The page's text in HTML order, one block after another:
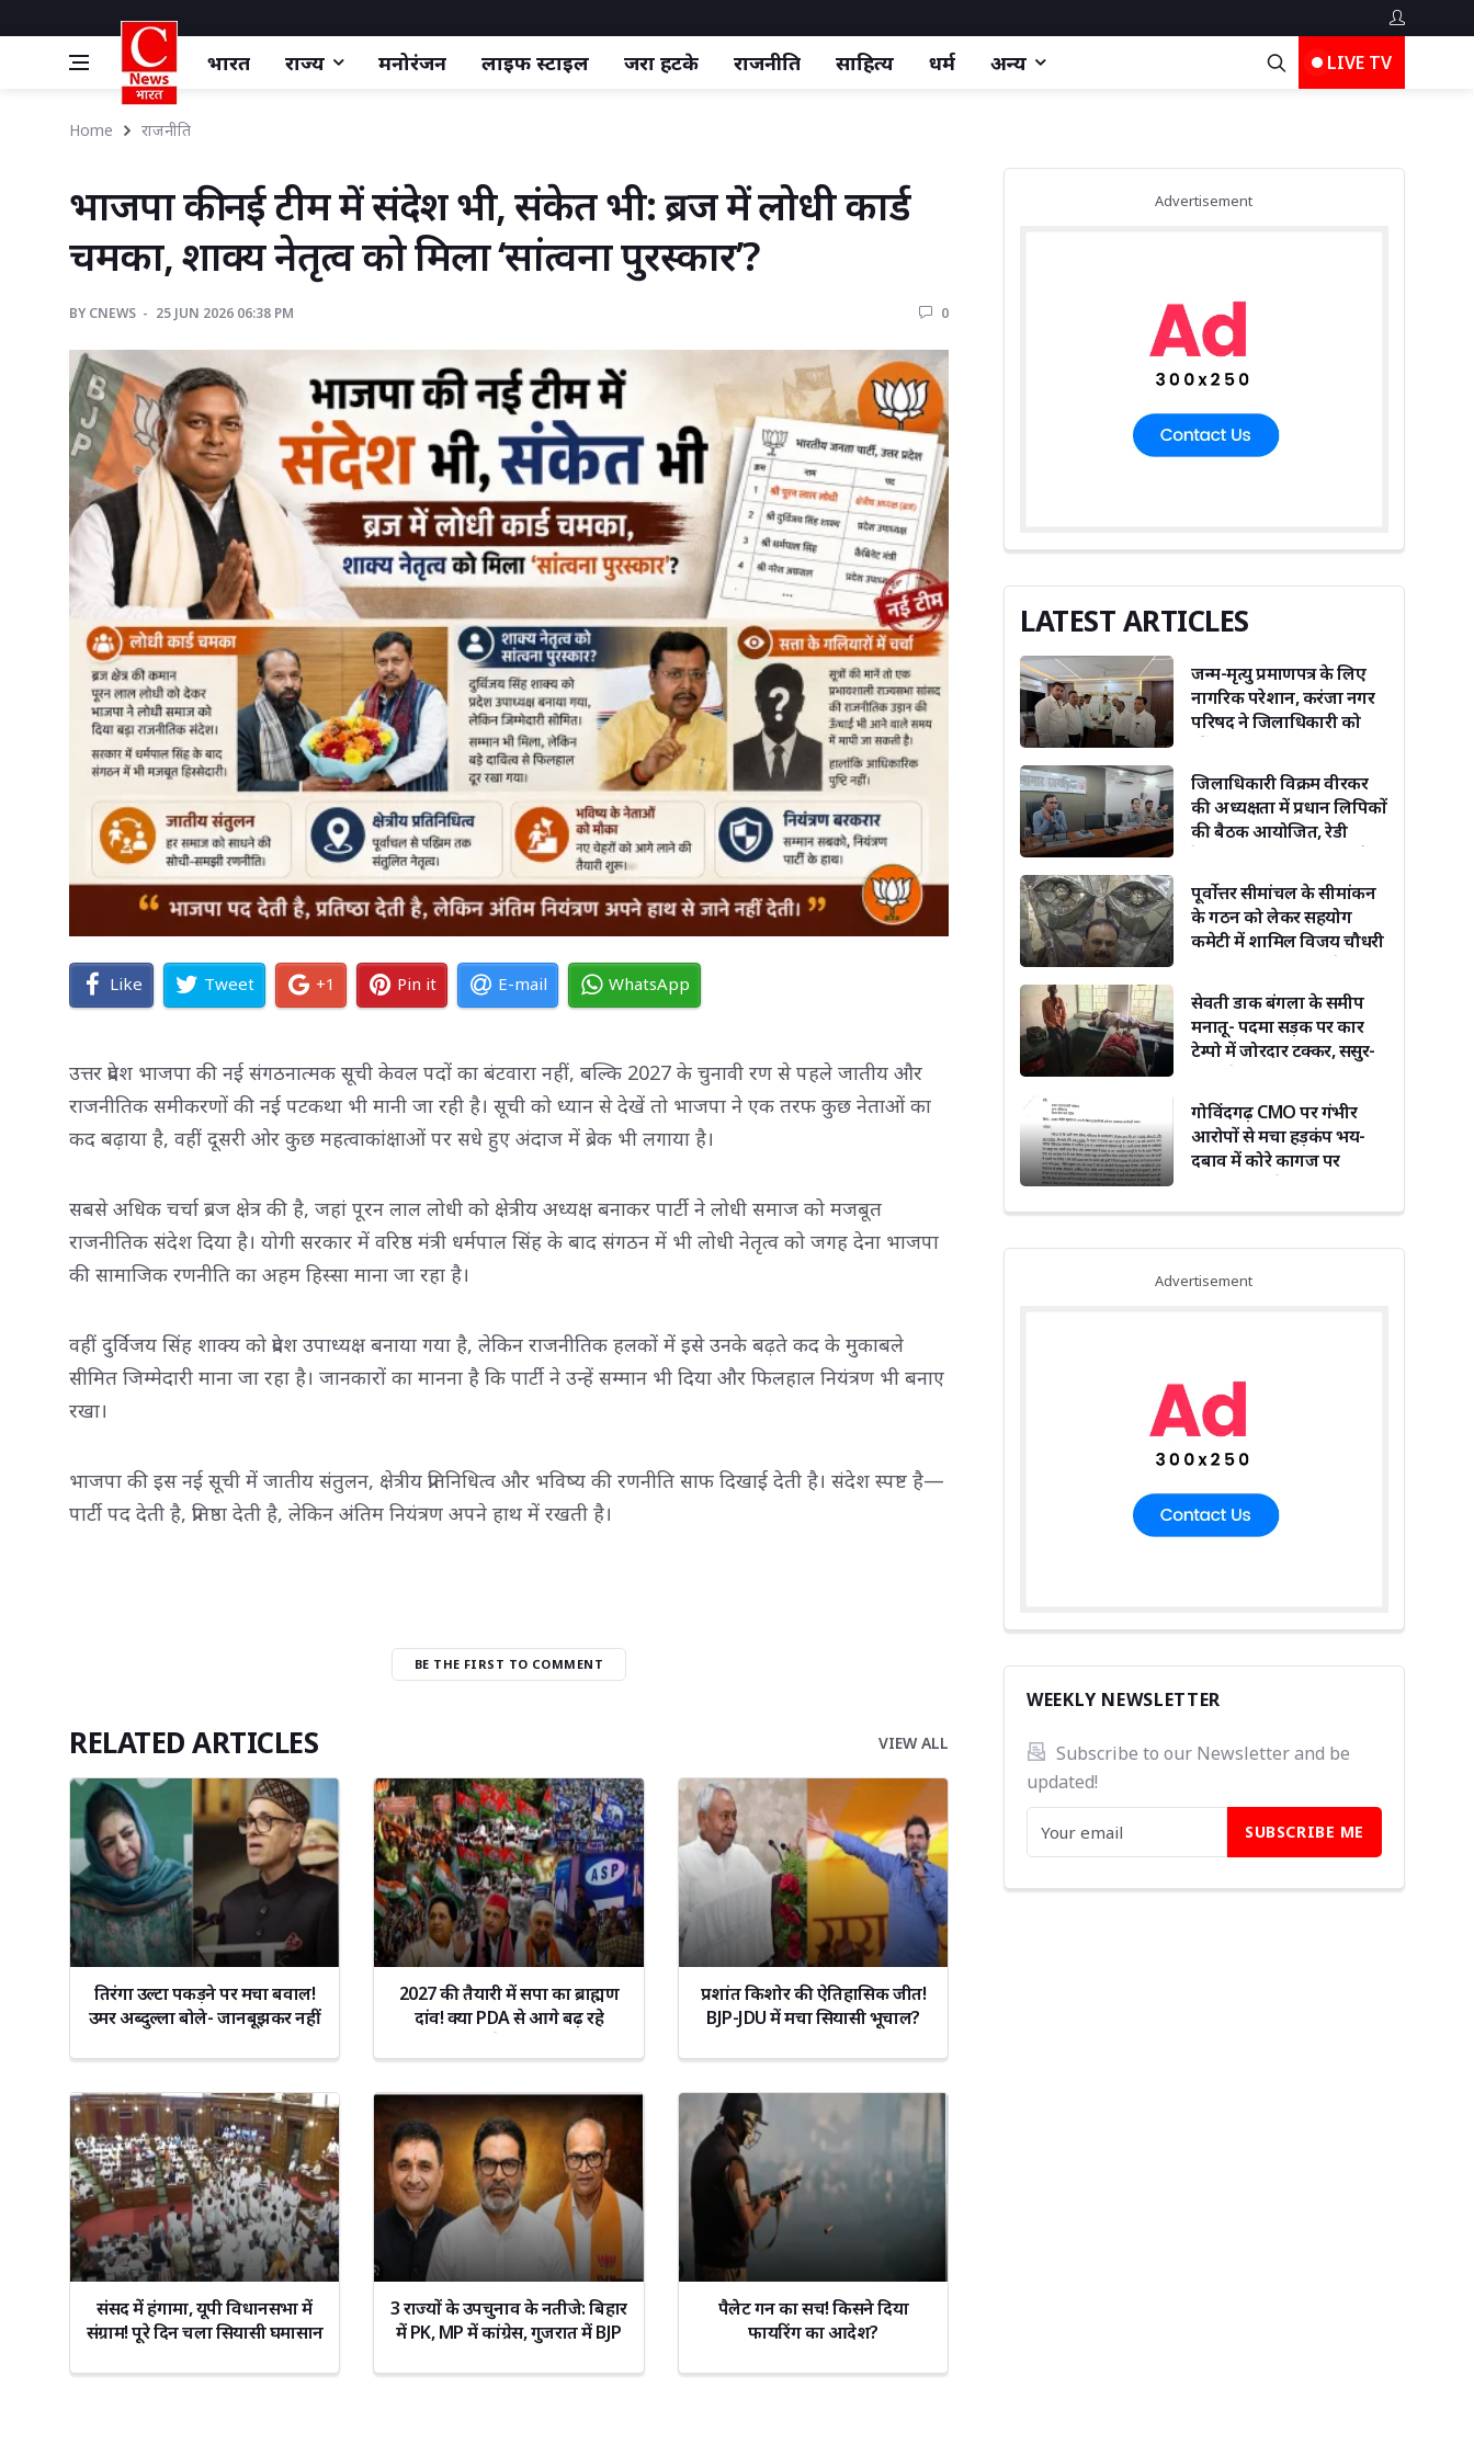
भारत राज्य मनोरंजन लाइफ स्‍टाइल जरा हटके राजनीति साहित्य धर्म अन्य LIVE TV
Home राजनीति
भाजपा की नई टीम में संदेश भी, संकेत भी: ब्रज में लोधी कार्ड
चमका, शाक्य नेतृत्व को मिला ‘सांत्वना पुरस्कार’?
BY CNEWS 25 JUN 2026 06:38 PM 0
Like Tweet +1 Pin it E-mail WhatsApp
उत्तर प्रदेश भाजपा की नई संगठनात्मक सूची केवल पदों का बंटवारा नहीं, बल्कि 2027 के चुनावी रण से पहले जातीय और
राजनीतिक समीकरणों की नई पटकथा भी मानी जा रही है। सूची को ध्यान से देखें तो भाजपा ने एक तरफ कुछ नेताओं का
कद बढ़ाया है, वहीं दूसरी ओर कुछ महत्वाकांक्षाओं पर सधे हुए अंदाज में ब्रेक भी लगाया है।
सबसे अधिक चर्चा ब्रज क्षेत्र की है, जहां पूरन लाल लोधी को क्षेत्रीय अध्यक्ष बनाकर पार्टी ने लोधी समाज को मजबूत
राजनीतिक संदेश दिया है। योगी सरकार में वरिष्ठ मंत्री धर्मपाल सिंह के बाद संगठन में भी लोधी नेतृत्व को जगह देना भाजपा
की सामाजिक रणनीति का अहम हिस्सा माना जा रहा है।
वहीं दुर्विजय सिंह शाक्य को प्रदेश उपाध्यक्ष बनाया गया है, लेकिन राजनीतिक हलकों में इसे उनके बढ़ते कद के मुकाबले
सीमित जिम्मेदारी माना जा रहा है। जानकारों का मानना है कि पार्टी ने उन्हें सम्मान भी दिया और फिलहाल नियंत्रण भी बनाए
रखा।
भाजपा की इस नई सूची में जातीय संतुलन, क्षेत्रीय प्रतिनिधित्व और भविष्य की रणनीति साफ दिखाई देती है। संदेश स्पष्ट है—
पार्टी पद देती है, प्रतिष्ठा देती है, लेकिन अंतिम नियंत्रण अपने हाथ में रखती है।
BE THE FIRST TO COMMENT
RELATED ARTICLES VIEW ALL
तिरंगा उल्टा पकड़ने पर मचा बवाल!
उमर अब्दुल्ला बोले- जानबूझकर नहीं
2027 की तैयारी में सपा का ब्राह्मण
दांव! क्या PDA से आगे बढ़ रहे
प्रशांत किशोर की ऐतिहासिक जीत!
BJP-JDU में मचा सियासी भूचाल?
संसद में हंगामा, यूपी विधानसभा में
संग्राम! पूरे दिन चला सियासी घमासान
3 राज्यों के उपचुनाव के नतीजे: बिहार
में PK, MP में कांग्रेस, गुजरात में BJP
पैलेट गन का सच! किसने दिया
फायरिंग का आदेश?
Advertisement
LATEST ARTICLES
जन्म-मृत्यु प्रमाणपत्र के लिए
नागरिक परेशान, करंजा नगर
परिषद ने जिलाधिकारी को
जिलाधिकारी विक्रम वीरकर
की अध्यक्षता में प्रधान लिपिकों
की बैठक आयोजित, रेडी
की समीक्षा
पूर्वोत्तर सीमांचल के सीमांकन
के गठन को लेकर सहयोग
कमेटी में शामिल विजय चौधरी
दिग्विजय सिंह ने दी बधाई
सेवती डाक बंगला के समीप
मनातू- पदमा सड़क पर कार
टेम्पो में जोरदार टक्कर, ससुर-
गोविंदगढ़ CMO पर गंभीर
आरोपों से मचा हड़कंप भय-
दबाव में कोरे कागज पर
फाड़ने का भी आरोप
Advertisement
WEEKLY NEWSLETTER
Subscribe to our Newsletter and be
updated!